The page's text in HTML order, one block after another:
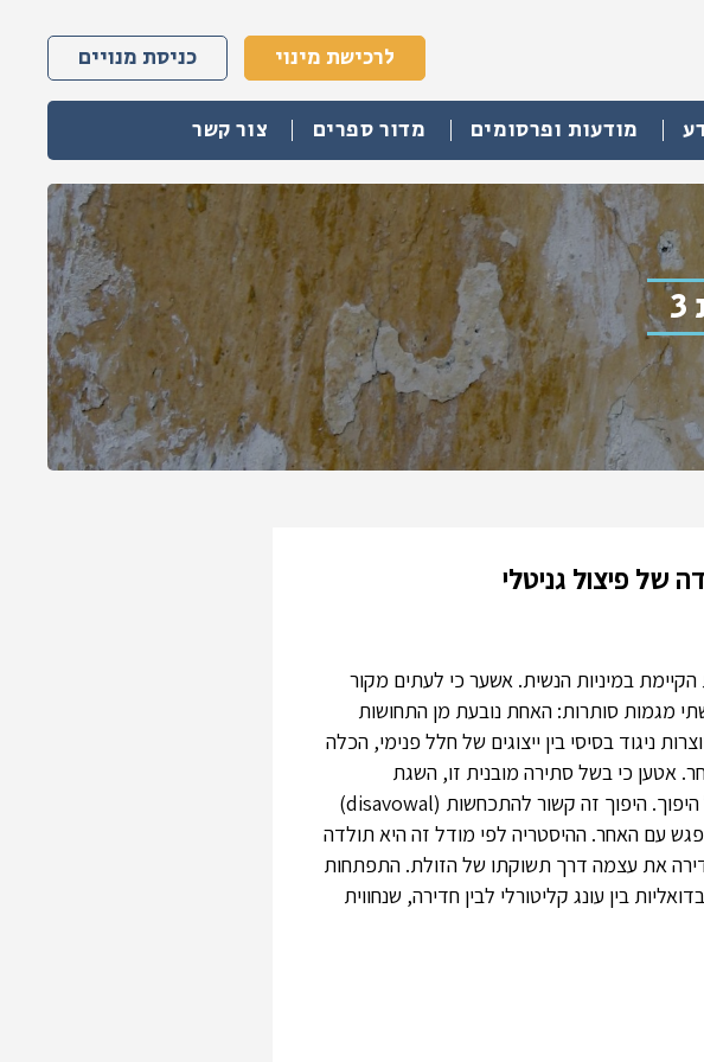
לרכישת מינוי כניסת מנויים
מודעות ופרסומים מדור ספרים
צור קשר
של פיצול גניטלי
במיניות הנשית. אשער כי לעתים מקור
מגמות סותרות: האחת נובעת מן התחושות
ניגוד בסיסי בין ייצוגים של חלל פנימי, הכלה
אטען כי בשל סתירה מובנית זו, השגת
אינטגרציה בהתפתחות הנשית היא תהליך מורכב וממושך הכרוך במהלך של היפוך. היפוך זה קשור להתכחשות (disavowal)
עם האחר. ההיסטריה לפי מודל זה היא תולדה
את עצמה דרך תשוקתו של הזולת. התפתחות
בין עונג קליטורלי לבין חדירה, שנחווית